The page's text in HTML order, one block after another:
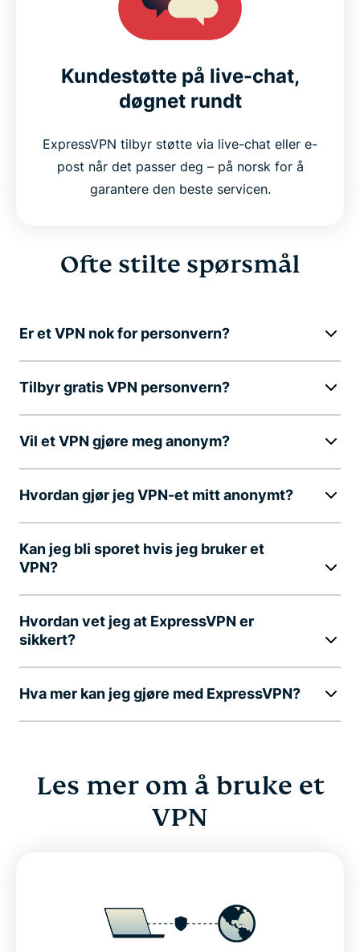
Kundestøtte på live-chat,
døgnet rundt
ExpressVPN tilbyr støtte via live-chat eller e-
post når det passer deg – på norsk for å
garantere den beste servicen.
Ofte stilte spørsmål
Er et VPN nok for personvern?
Tilbyr gratis VPN personvern?
Vil et VPN gjøre meg anonym?
Hvordan gjør jeg VPN-et mitt anonymt?
Kan jeg bli sporet hvis jeg bruker et
VPN?
Hvordan vet jeg at ExpressVPN er
sikkert?
Hva mer kan jeg gjøre med ExpressVPN?
Les mer om å bruke et
VPN